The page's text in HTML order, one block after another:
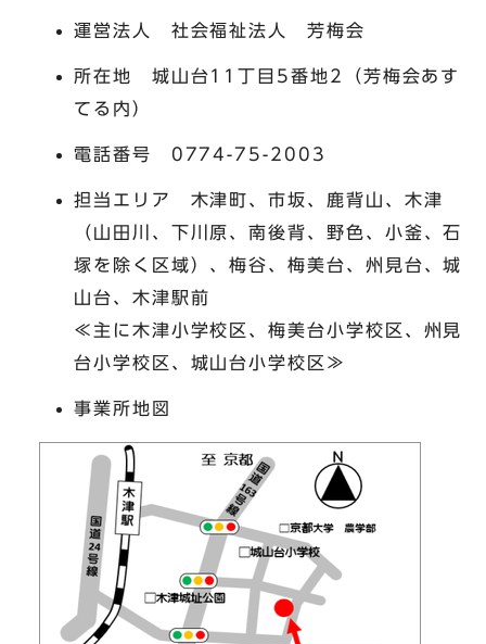
運営法人 社会福祉法人 芳梅会
所在地 城山台11丁目5番地2（芳梅会あす
てる内）
電話番号 0774-75-2003
担当エリア 木津町、市坂、鹿背山、木津
（山田川、下川原、南後背、野色、小釜、石
塚を除く区域）、梅谷、梅美台、州見台、城
山台、木津駅前
≪主に木津小学校区、梅美台小学校区、州見
台小学校区、城山台小学校区≫
事業所地図